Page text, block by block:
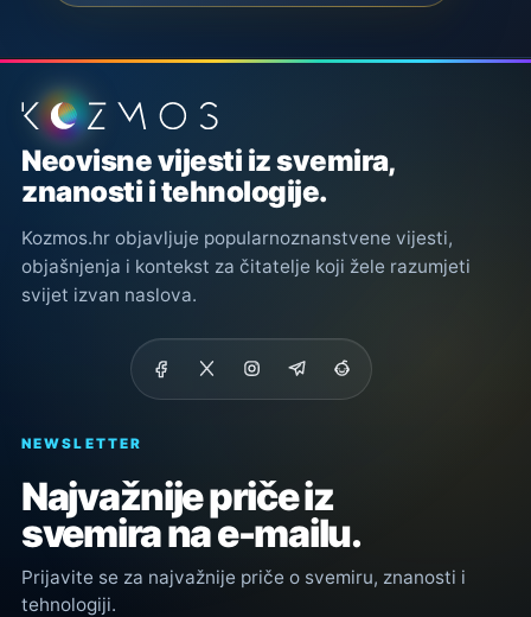
Podnožje stranice
Neovisne vijesti iz svemira,
znanosti i tehnologije.
Kozmos.hr objavljuje popularnoznanstvene vijesti,
objašnjenja i kontekst za čitatelje koji žele razumjeti
svijet izvan naslova.
NEWSLETTER
Najvažnije priče iz
svemira na e-mailu.
Prijavite se za najvažnije priče o svemiru, znanosti i
tehnologiji.